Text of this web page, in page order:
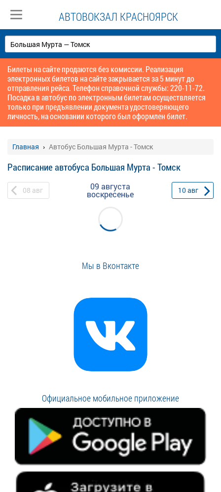
АВТОВОКЗАЛ КРАСНОЯРСК
Билеты на сайте продаются без комиссии. Реализация
электронных билетов на сайте закрывается за 5 минут до
отправления рейса. Телефон справочной службы: 220-11-72.
Посадка в автобус по электронным билетам осуществляется
только при предъявлении документа удостоверяющего
личность, на основании которого был оформлен билет.
Главная Автобус Большая Мурта - Томск
Расписание автобуса Большая Мурта - Томск
08 авг 09 августа
воскресенье 10авг
Мы в Вконтакте
Официальное мобильное приложение